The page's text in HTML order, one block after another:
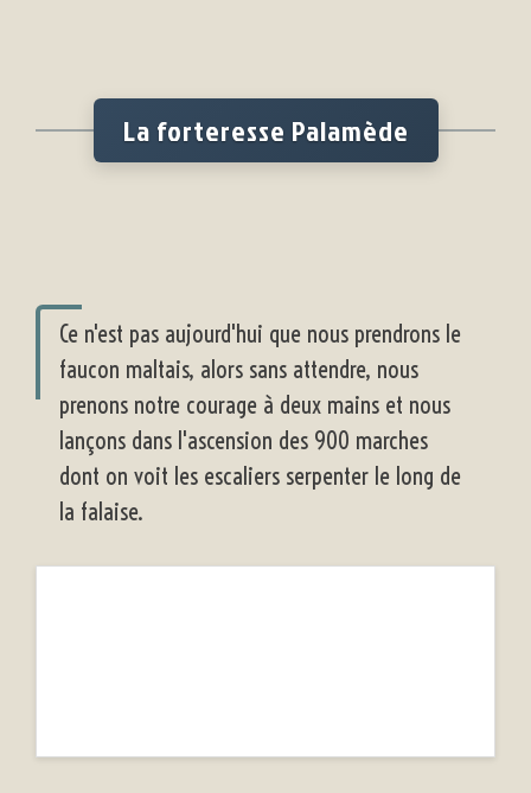
La forteresse Palamède
Ce n'est pas aujourd'hui que nous prendrons le
faucon maltais, alors sans attendre, nous
prenons notre courage à deux mains et nous
lançons dans l'ascension des 900 marches
dont on voit les escaliers serpenter le long de
la falaise.